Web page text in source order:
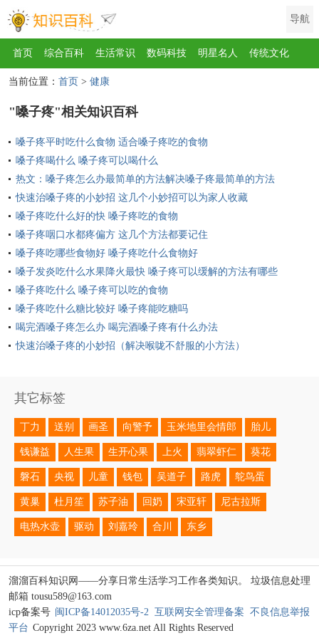
导航
首页 综合百科 生活常识 数码科技 明星名人 传统文化
互联网 健康 影视
运动 游戏 家电 地理 房产
歌曲 动物 植物
当前位置： 首页 > 健康
"嗓子疼"相关知识百科
嗓子疼平时吃什么食物 适合嗓子疼吃的食物
嗓子疼喝什么 嗓子疼可以喝什么
热文：嗓子疼怎么办最简单的方法解决嗓子疼最简单的方法
快速治嗓子疼的小妙招 这几个小妙招可以为家人收藏
嗓子疼吃什么好的快 嗓子疼吃的食物
嗓子疼咽口水都疼偏方 这几个方法都要记住
嗓子疼吃哪些食物好 嗓子疼吃什么食物好
嗓子发炎吃什么水果降火最快 嗓子疼可以缓解的方法有哪些
嗓子疼吃什么 嗓子疼可以吃的食物
嗓子疼吃什么糖比较好 嗓子疼能吃糖吗
喝完酒嗓子疼怎么办 喝完酒嗓子疼有什么办法
快速治嗓子疼的小妙招（解决喉咙不舒服的小方法）
其它标签
丁力 送别 画圣 向警予 玉米地里会情郎 胎儿
钱谦益 人生果 生开心果 上火 翡翠虾仁 葵花
磐石 央视 儿童 钱包 吴道子 路虎 鸵鸟蛋
黄巢 杜月笙 苏子油 回奶 宋亚轩 尼古拉斯
电热水壶 驱动 刘嘉玲 合川 东乡
溜溜百科知识网——分享日常生活学习工作各类知识。 垃圾信息处理
邮箱 tousu589@163.com
icp备案号 闽ICP备14012035号-2 互联网安全管理备案 不良信息举报
平台 Copyright 2023 www.6za.net All Rights Reserved